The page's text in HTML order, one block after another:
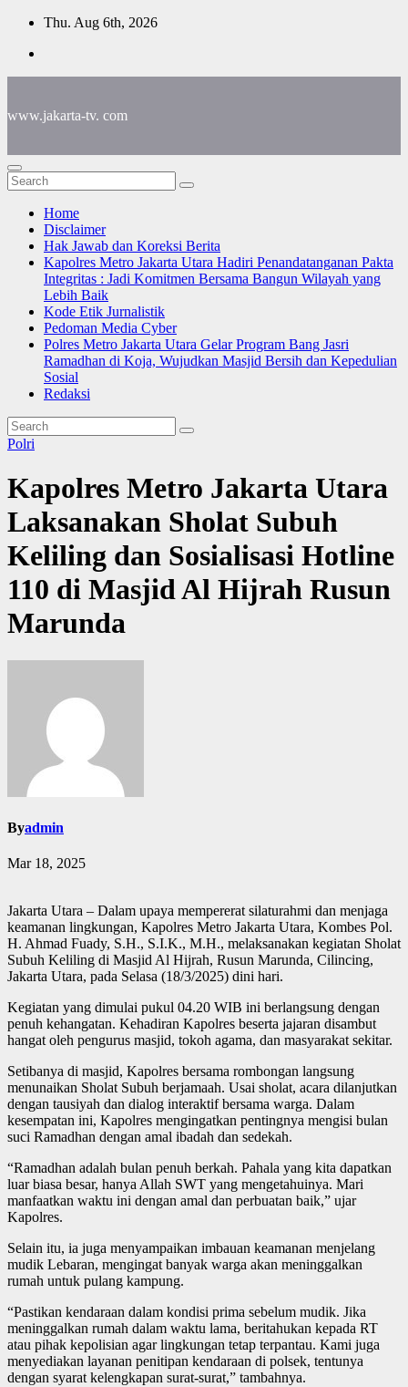
Skip
content
Thu. Aug 6th, 2026
www.jakarta-tv. com
Home
Disclaimer
Hak Jawab dan Koreksi Berita
Kapolres Metro Jakarta Utara Hadiri Penandatanganan Pakta
Integritas : Jadi Komitmen Bersama Bangun Wilayah yang
Lebih Baik
Kode Etik Jurnalistik
Pedoman Media Cyber
Polres Metro Jakarta Utara Gelar Program Bang Jasri
Ramadhan di Koja, Wujudkan Masjid Bersih dan Kepedulian
Sosial
Redaksi
Polri
Kapolres Metro Jakarta Utara
Laksanakan Sholat Subuh
Keliling dan Sosialisasi Hotline
110 di Masjid Al Hijrah Rusun
Marunda
Byadmin
Mar 18, 2025
Jakarta Utara – Dalam upaya mempererat silaturahmi dan menjaga
keamanan lingkungan, Kapolres Metro Jakarta Utara, Kombes Pol.
H. Ahmad Fuady, S.H., S.I.K., M.H., melaksanakan kegiatan Sholat
Subuh Keliling di Masjid Al Hijrah, Rusun Marunda, Cilincing,
Jakarta Utara, pada Selasa (18/3/2025) dini hari.
Kegiatan yang dimulai pukul 04.20 WIB ini berlangsung dengan
penuh kehangatan. Kehadiran Kapolres beserta jajaran disambut
hangat oleh pengurus masjid, tokoh agama, dan masyarakat sekitar.
Setibanya di masjid, Kapolres bersama rombongan langsung
menunaikan Sholat Subuh berjamaah. Usai sholat, acara dilanjutkan
dengan tausiyah dan dialog interaktif bersama warga. Dalam
kesempatan ini, Kapolres mengingatkan pentingnya mengisi bulan
suci Ramadhan dengan amal ibadah dan sedekah.
“Ramadhan adalah bulan penuh berkah. Pahala yang kita dapatkan
luar biasa besar, hanya Allah SWT yang mengetahuinya. Mari
manfaatkan waktu ini dengan amal dan perbuatan baik,” ujar
Kapolres.
Selain itu, ia juga menyampaikan imbauan keamanan menjelang
mudik Lebaran, mengingat banyak warga akan meninggalkan
rumah untuk pulang kampung.
“Pastikan kendaraan dalam kondisi prima sebelum mudik. Jika
meninggalkan rumah dalam waktu lama, beritahukan kepada RT
atau pihak kepolisian agar lingkungan tetap terpantau. Kami juga
menyediakan layanan penitipan kendaraan di polsek, tentunya
dengan syarat kelengkapan surat-surat,” tambahnya.